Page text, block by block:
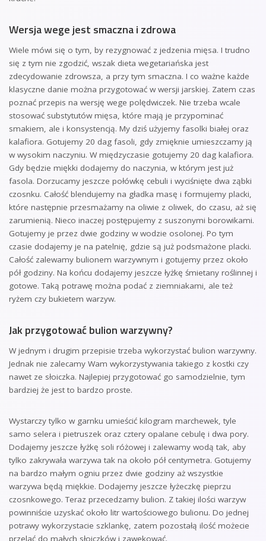
Wersja wege jest smaczna i zdrowa
Wiele mówi się o tym, by rezygnować z jedzenia mięsa. I trudno
się z tym nie zgodzić, wszak dieta wegetariańska jest
zdecydowanie zdrowsza, a przy tym smaczna. I co ważne każde
klasyczne danie można przygotować w wersji jarskiej. Zatem czas
poznać przepis na wersję wege polędwiczek. Nie trzeba wcale
stosować substytutów mięsa, które mają je przypominać
smakiem, ale i konsystencją. My dziś użyjemy fasolki białej oraz
kalafiora. Gotujemy 20 dag fasoli, gdy zmięknie umieszczamy ją
w wysokim naczyniu. W międzyczasie gotujemy 20 dag kalafiora.
Gdy będzie miękki dodajemy do naczynia, w którym jest już
fasola. Dorzucamy jeszcze połówkę cebuli i wyciśnięte dwa ząbki
czosnku. Całość blendujemy na gładka masę i formujemy placki,
które następnie przesmażamy na oliwie z oliwek, do czasu, aż się
zarumienią. Nieco inaczej postępujemy z suszonymi borowikami.
Gotujemy je przez dwie godziny w wodzie osolonej. Po tym
czasie dodajemy je na patelnię, gdzie są już podsmażone placki.
Całość zalewamy bulionem warzywnym i gotujemy przez około
pół godziny. Na końcu dodajemy jeszcze łyżkę śmietany roślinnej i
gotowe. Taką potrawę można podać z ziemniakami, ale też
ryżem czy bukietem warzyw.
Jak przygotować bulion warzywny?
W jednym i drugim przepisie trzeba wykorzystać bulion warzywny.
Jednak nie zalecamy Wam wykorzystywania takiego z kostki czy
nawet ze słoiczka. Najlepiej przygotować go samodzielnie, tym
bardziej że jest to bardzo proste.
Wystarczy tylko w garnku umieścić kilogram marchewek, tyle
samo selera i pietruszek oraz cztery opalane cebulę i dwa pory.
Dodajemy jeszcze łyżkę soli różowej i zalewamy wodą tak, aby
tylko zakrywała warzywa tak na około pół centymetra. Gotujemy
na bardzo małym ogniu przez dwie godziny aż wszystkie
warzywa będą miękkie. Dodajemy jeszcze łyżeczkę pieprzu
czosnkowego. Teraz przecedzamy bulion. Z takiej ilości warzyw
powinniście uzyskać około litr wartościowego bulionu. Do jednej
potrawy wykorzystacie szklankę, zatem pozostałą ilość możecie
przelać do małych słoiczków i zawekować.